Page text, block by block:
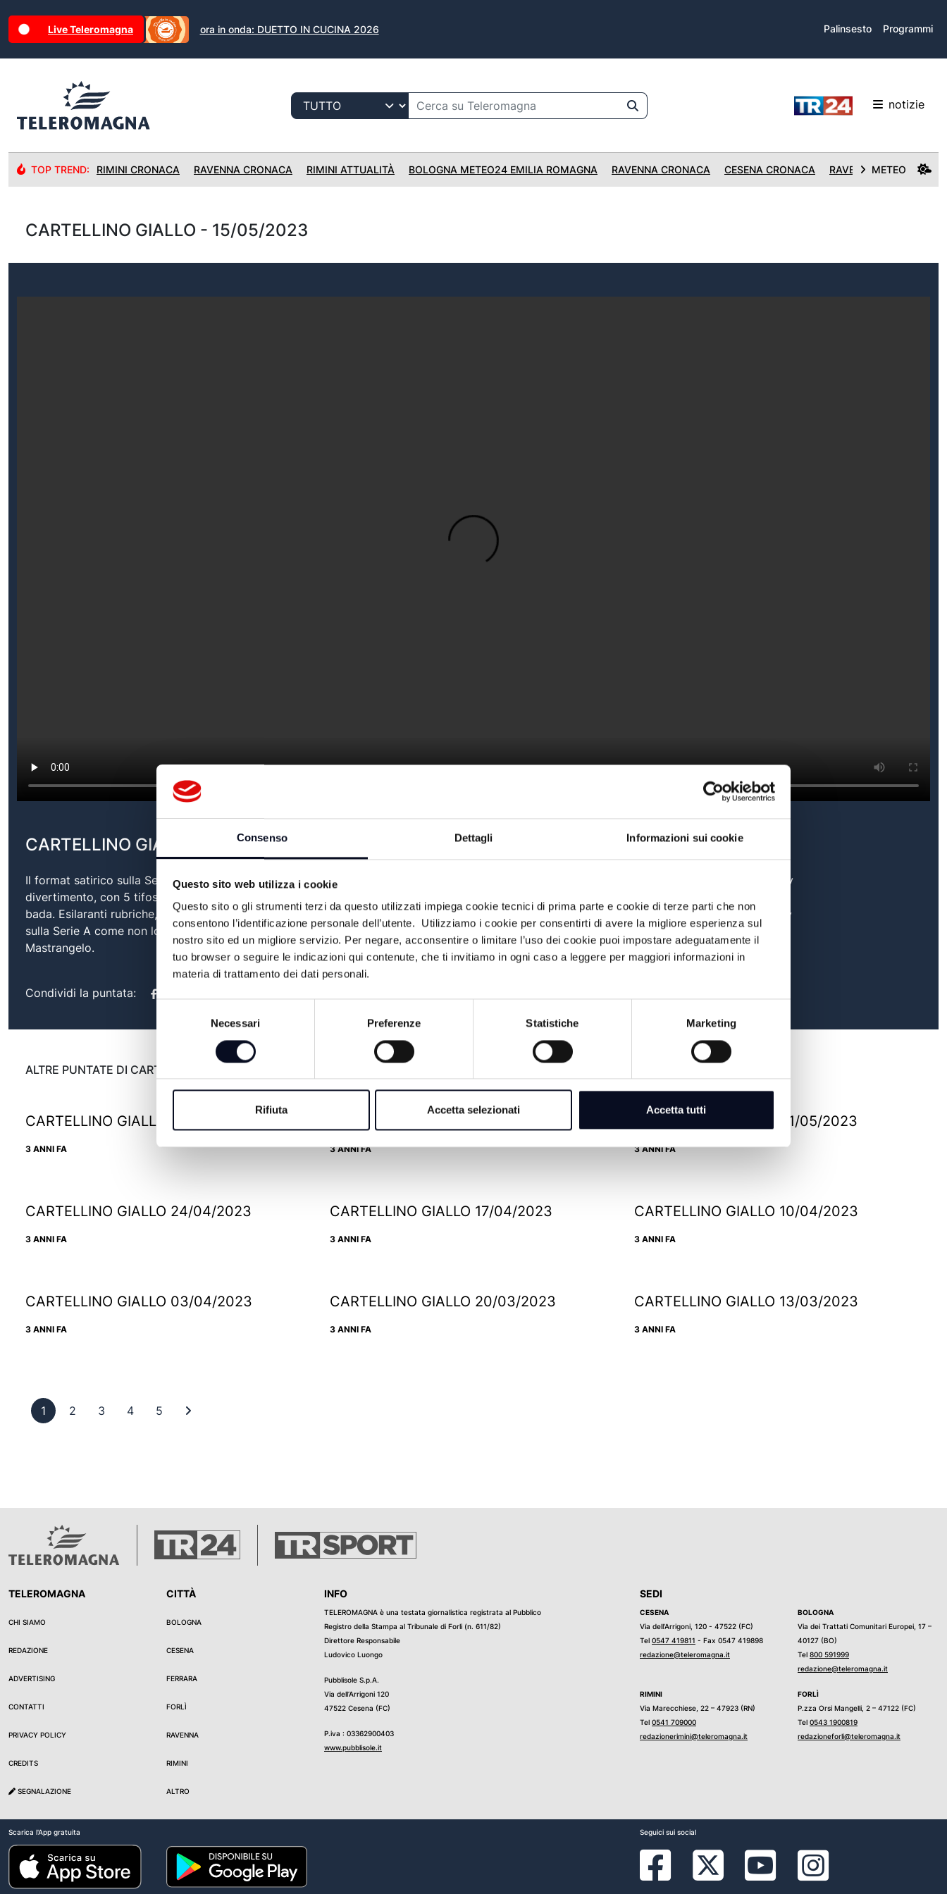
Consenso Dettagli Informazioni sui cookie
Questo sito web utilizza i cookie
Questo sito o gli strumenti terzi da questo utilizzati impiega cookie tecnici di prima parte e cookie di terze parti che non
consentono l’identificazione personale dell’utente. Utilizziamo i cookie per consentirti di avere la migliore esperienza sul
nostro sito ed un migliore servizio. Per negare, acconsentire o limitare l’uso dei cookie puoi impostare adeguatamente il
tuo browser o seguire le indicazioni qui contenute, che ti invitiamo in ogni caso a leggere per maggiori informazioni in
materia di trattamento dei dati personali.
Necessari Preferenze Statistiche Marketing
Rifiuta Accetta selezionati Accetta tutti
Live Teleromagna ora in onda: DUETTO IN CUCINA 2026 Palinsesto Programmi
notizie
TOP TREND: RIMINI CRONACA RAVENNA CRONACA RIMINI ATTUALITÀ BOLOGNA METEO24 EMILIA ROMAGNA RAVENNA CRONACA CESENA CRONACA RAVENNA CRONACA
METEO
CARTELLINO GIALLO - 15/05/2023
CARTELLINO GIALLO - 15/05/2023
Il format satirico sulla Serie A più irriverente della tv! Ironia, polemica, irriverenza e tanto
divertimento, con 5 tifosi scatenati e un “direttore di gara” col cartellino facile, per tenerli a
bada. Esilaranti rubriche, sfottò, gag beffarde, accesi dibattiti e colpi di scena! Un commento
sulla Serie A come non lo avete mai visto con protagonista il famoso youtuber interista Luca
Mastrangelo.
Condividi la puntata:
fb.com/cartellinogiallotv
ig.com/cartellinogiallotv
ALTRE PUNTATE DI CARTELLINO GIALLO
CARTELLINO GIALLO - 29/05/2023
3 ANNI FA 3 ANNI FA
CARTELLINO GIALLO 01/05/2023
3 ANNI FA
CARTELLINO GIALLO 24/04/2023
3 ANNI FA
CARTELLINO GIALLO 17/04/2023
3 ANNI FA
CARTELLINO GIALLO 10/04/2023
3 ANNI FA
CARTELLINO GIALLO 03/04/2023
3 ANNI FA
CARTELLINO GIALLO 20/03/2023
3 ANNI FA
CARTELLINO GIALLO 13/03/2023
3 ANNI FA
1 Pagina 1
2 Pagina 2
3 Pagina 3
4Pagina 4
5 Pagina 5
TELEROMAGNA
CHI SIAMO
REDAZIONE
ADVERTISING
CONTATTI
PRIVACY POLICY
CREDITS
SEGNALAZIONE
CITTÀ
BOLOGNA
CESENA
FERRARA
FORLÌ
RAVENNA
RIMINI
ALTRO
INFO
TELEROMAGNA è una testata giornalistica registrata al Pubblico
Registro della Stampa al Tribunale di Forli (n. 611/82)
Direttore Responsabile
Ludovico Luongo
Pubblisole S.p.A.
Via dell’Arrigoni 120
47522 Cesena (FC)
P.iva : 03362900403
www.pubblisole.it
SEDI
CESENA
Via dell’Arrigoni, 120 - 47522 (FC)
Tel 0547 419811 - Fax 0547 419898
redazione@teleromagna.it
BOLOGNA
Via dei Trattati Comunitari Europei, 17 –
40127 (BO)
Tel 800 591999
redazione@teleromagna.it
RIMINI
Via Marecchiese, 22 – 47923 (RN)
Tel 0541 709000
redazionerimini@teleromagna.it
FORLÌ
P.zza Orsi Mangelli, 2 – 47122 (FC)
Tel 0543 1900819
redazioneforli@teleromagna.it
Scarica l'App gratuita Seguici sui social